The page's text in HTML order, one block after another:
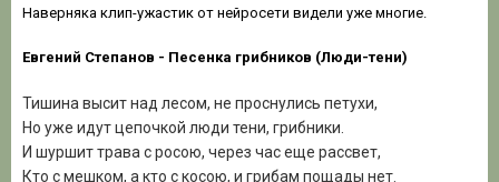
Наверняка клип-ужастик от нейросети видели уже многие.
Евгений Степанов - Песенка грибников (Люди-тени)
Тишина высит над лесом, не проснулись петухи,
Но уже идут цепочкой люди тени, грибники.
И шуршит трава с росою, через час еще рассвет,
Кто с мешком, а кто с косою, и грибам пощады нет.